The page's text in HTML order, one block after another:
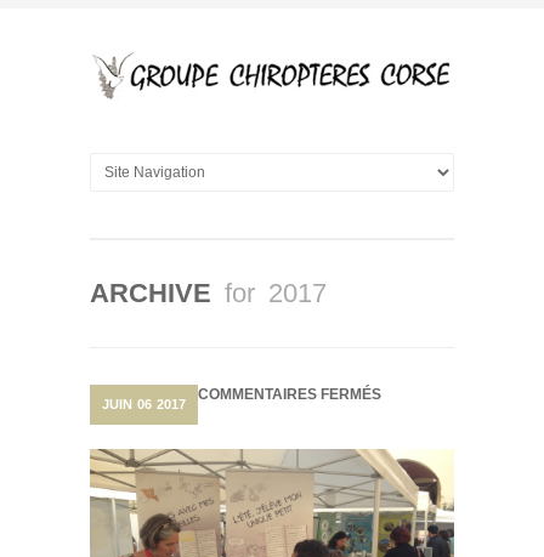
ARCHIVE for 2017
JUIN 06 2017
COMMENTAIRES FERMÉSSUR
DÉCOUVERTE
DES
CHAUVES-
SOURIS